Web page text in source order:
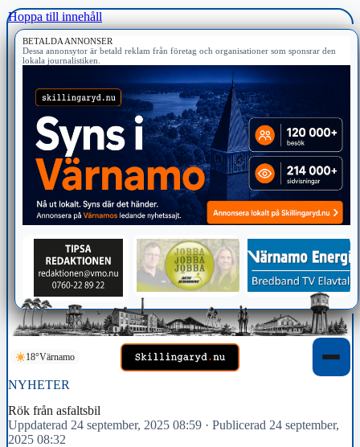
Hoppa till innehåll
BETALDA ANNONSER
Dessa annonsytor är betald reklam från företag och organisationer som sponsrar den
lokala journalistiken.
18°Värnamo
NYHETER
Rök från asfaltsbil
Uppdaterad 24 september, 2025 08:59 · Publicerad 24 september,
2025 08:32